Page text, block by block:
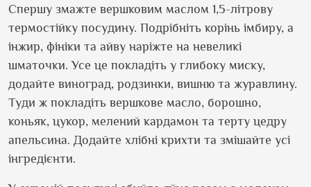
Спершу змажте вершковим маслом 1,5-літрову
термостійку посудину. Подрібніть корінь імбиру, а
інжир, фініки та айву наріжте на невеликі
шматочки. Усе це покладіть у глибоку миску,
додайте виноград, родзинки, вишню та журавлину.
Туди ж покладіть вершкове масло, борошно,
коньяк, цукор, мелений кардамон та терту цедру
апельсина. Додайте хлібні крихти та змішайте усі
інгредієнти.